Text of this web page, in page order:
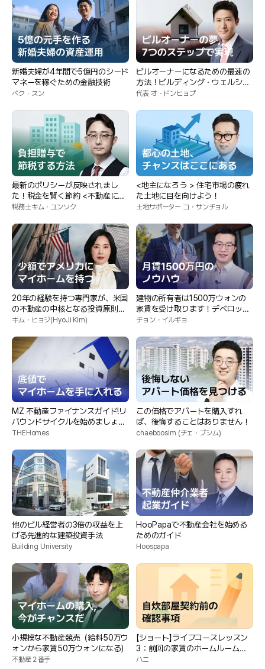
新婚夫婦が4年間で5億円のシード
マネーを稼ぐための金融技術
ベク・スン
ビルオーナーになるための最速の
方法！ビルディング・ウェルシー
のビルオーナー向け7段階ロード
代表 オ・ドンヒョプ
最新のポリシーが反映されまし
た！税金を賢く節約 <不動産に欠
かせない税務知識>
税務士キム・ユンソク
<地主になろう > 住宅市場の疲れ
た土地に目を向けよう！
土地サポーター コ・サンチョル
20年の経験を持つ専門家が、米国
の不動産の中核となる投資原則を
明らかにします
キム・ヒョジ(HyoJi Kim)
建物の所有者は1500万ウォンの
家賃を受け取ります！デベロッパ
ーとして自分自身に挑戦
チョン・イルギョ
MZ 不動産ファイナンスガイド!リ
バウンドサイクルを始めましょ
う！
THEHomes
この価格でアパートを購入すれ
ば、後悔することはありません！
chaeboosim (チェ・ブシム)
他のビル経営者の3倍の収益を上
げる先進的な建築投資手法
Building University
HooPapaで不動産会社を始める
ためのガイド
Hoospapa
小規模な不動産競売（給料50万ウ
ォンから家賃50万ウォンになる）
不動産２番手
【ショート】ライフコースレッスン
3：前回の家賃のホームルーム契
約に関する注意事項
ハニ